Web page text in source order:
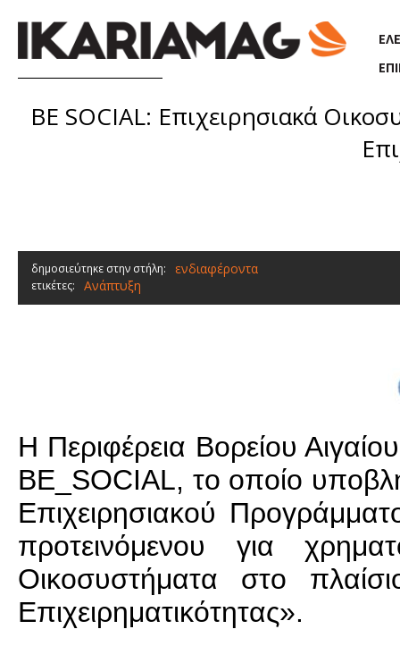
BE SOCIAL: Επιχειρησιακά
δημοσιεύτηκε στην στήλη: ενδιαφέροντα
ετικέτες: Ανάπτυξη
Η Περιφέρεια Βορείου
BE_SOCIAL, το οποίο
Επιχειρησιακού
προτεινόμενου για
Οικοσυστήματα στο
Επιχειρηματικότητας».